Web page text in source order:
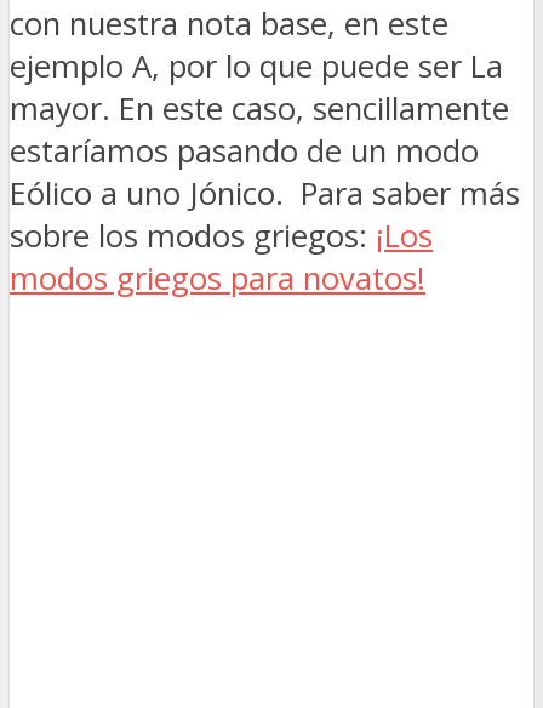
con nuestra nota base, en este
ejemplo A, por lo que puede ser La
mayor. En este caso, sencillamente
estaríamos pasando de un modo
Eólico a uno Jónico. Para saber más
sobre los modos griegos: ¡Los
modos griegos para novatos!